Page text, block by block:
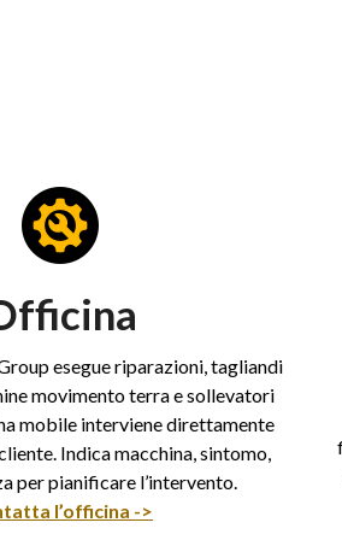
esegue riparazioni, tagliandi
movimento terra e sollevatori
mobile interviene direttamente
Indica macchina, sintomo,
per pianificare l’intervento.
l’officina ->